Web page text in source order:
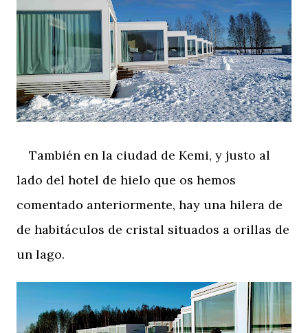
También en la ciudad de Kemi, y justo al
lado del hotel de hielo que os hemos
comentado anteriormente, hay una hilera de
de habitáculos de cristal situados a orillas de
un lago.